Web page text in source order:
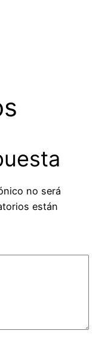
no será
están